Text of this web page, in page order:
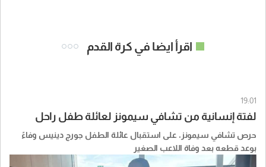
اقرأ ايضا في كرة القدم
19:01
لفتة إنسانية من تشافي سيمونز لعائلة طفل راحل
حرص تشافي سيمونز، على استقبال عائلة الطفل جورج دينيس وفاءً
بوعد قطعه بعد وفاة اللاعب الصغير